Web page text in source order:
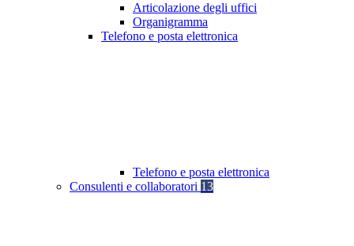
Articolazione degli uffici
Organigramma
Telefono e posta elettronica
Telefono e posta elettronica
Consulenti e collaboratori 13